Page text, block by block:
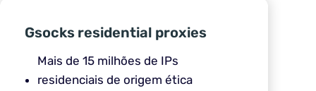
Gsocks residential proxies
Mais de 15 milhões de IPs
residenciais de origem ética